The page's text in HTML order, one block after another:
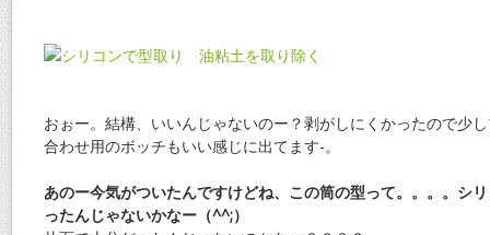
おぉー。結構、いいんじゃないのー？剥がしにくかったので少
合わせ用のボッチもいい感じに出てます-。
あのー今気がついたんですけどね、この筒の型って。。。。シ
ったんじゃないかなー（^^;）